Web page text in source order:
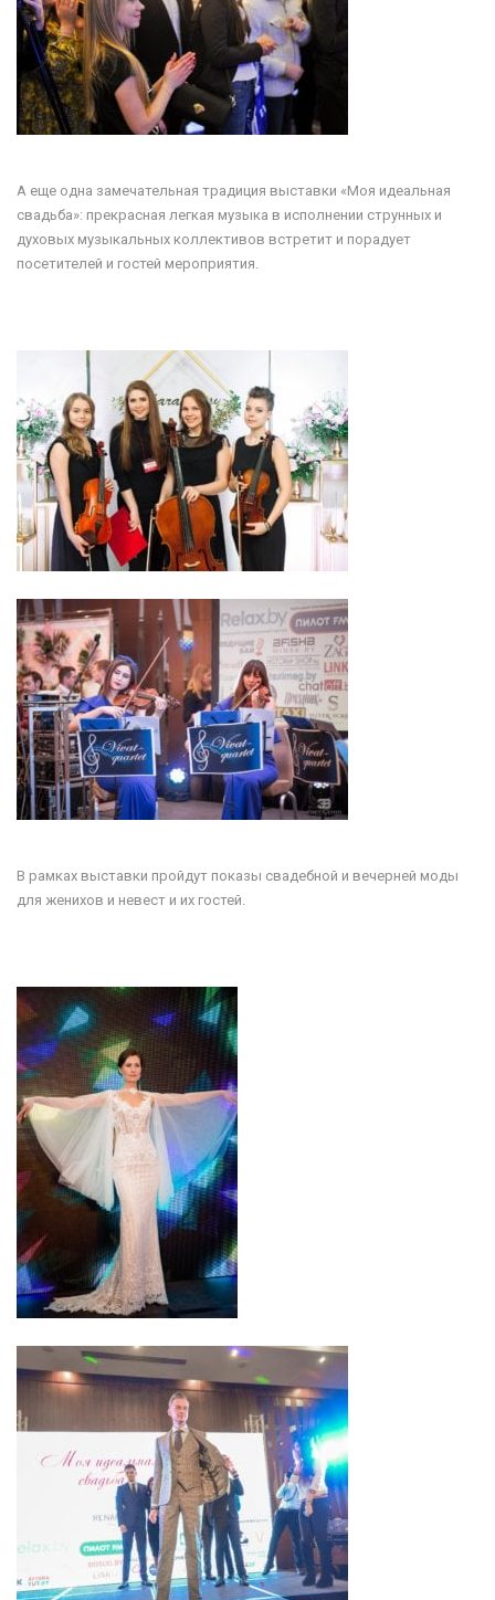
А еще одна замечательная традиция выставки «Моя идеальная
свадьба»: прекрасная легкая музыка в исполнении струнных и
духовых музыкальных коллективов встретит и порадует
посетителей и гостей мероприятия.
В рамках выставки пройдут показы свадебной и вечерней моды
для женихов и невест и их гостей.